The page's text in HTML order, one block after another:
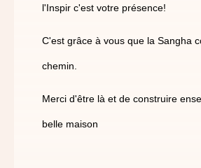
l'Inspir c'est votre présence!
C'est grâce à vous que la Sangha
chemin.
Merci d'être là et de construire
belle maison